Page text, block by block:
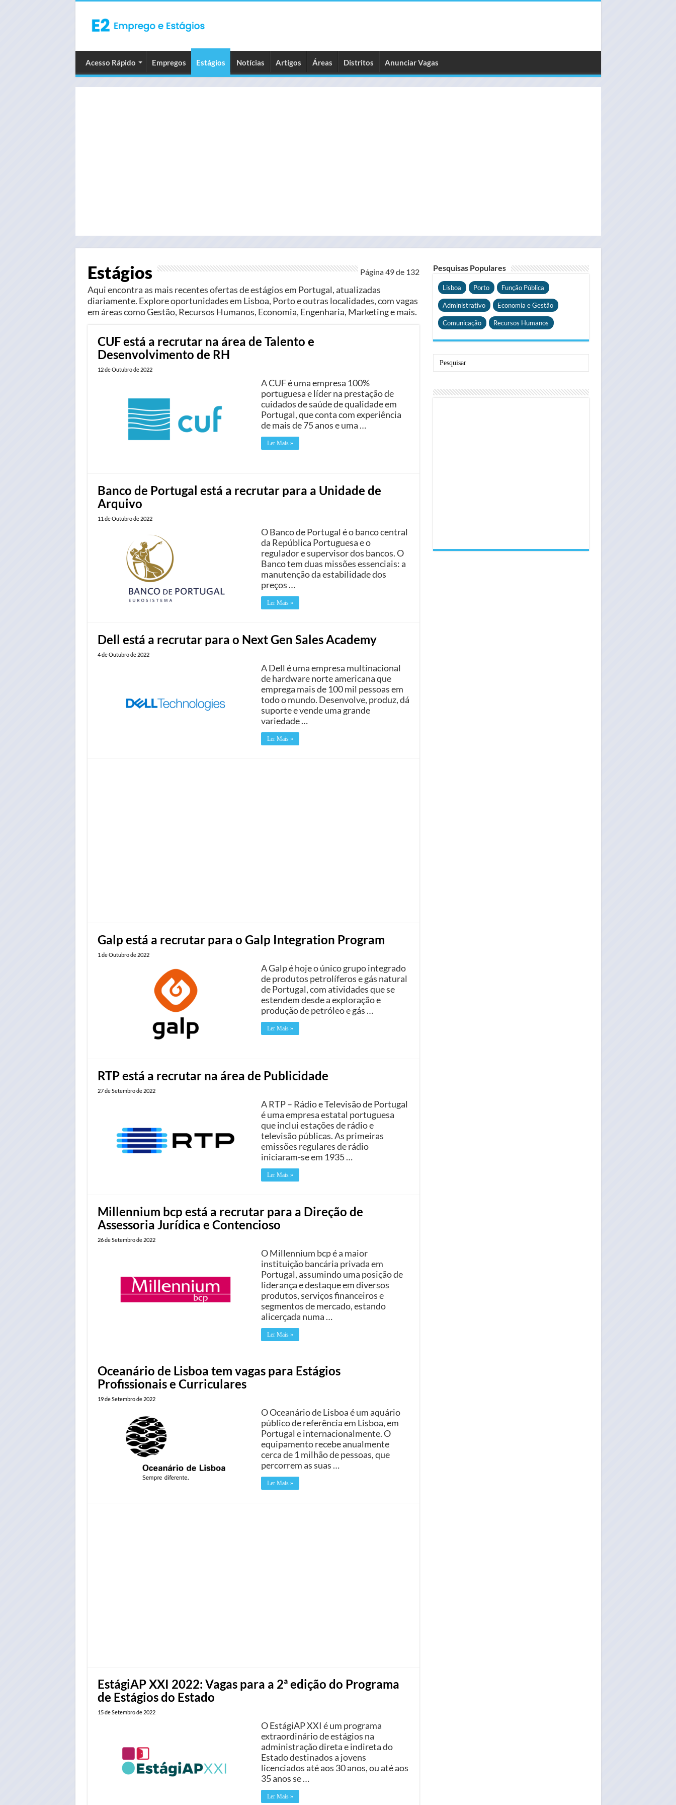
Acesso Rápido Empregos Estágios Notícias Artigos Áreas Distritos Anunciar Vagas
Estágios Página 49 de 132
Aqui encontra as mais recentes ofertas de estágios em Portugal, atualizadas
diariamente. Explore oportunidades em Lisboa, Porto e outras localidades, com vagas
em áreas como Gestão, Recursos Humanos, Economia, Engenharia, Marketing e mais.
CUF está a recrutar na área de Talento e
Desenvolvimento de RH
12 de Outubro de 2022
A CUF é uma empresa 100%
portuguesa e líder na prestação de
cuidados de saúde de qualidade em
Portugal, que conta com experiência
de mais de 75 anos e uma …
Ler Mais »
Banco de Portugal está a recrutar para a Unidade de
Arquivo
11 de Outubro de 2022
O Banco de Portugal é o banco central
da República Portuguesa e o
regulador e supervisor dos bancos. O
Banco tem duas missões essenciais: a
manutenção da estabilidade dos
preços …
Ler Mais »
Dell está a recrutar para o Next Gen Sales Academy
4 de Outubro de 2022
A Dell é uma empresa multinacional
de hardware norte americana que
emprega mais de 100 mil pessoas em
todo o mundo. Desenvolve, produz, dá
suporte e vende uma grande
variedade …
Ler Mais »
Galp está a recrutar para o Galp Integration Program
1 de Outubro de 2022
A Galp é hoje o único grupo integrado
de produtos petrolíferos e gás natural
de Portugal, com atividades que se
estendem desde a exploração e
produção de petróleo e gás …
Ler Mais »
RTP está a recrutar na área de Publicidade
27 de Setembro de 2022
A RTP – Rádio e Televisão de Portugal
é uma empresa estatal portuguesa
que inclui estações de rádio e
televisão públicas. As primeiras
emissões regulares de rádio
iniciaram-se em 1935 …
Ler Mais »
Millennium bcp está a recrutar para a Direção de
Assessoria Jurídica e Contencioso
26 de Setembro de 2022
O Millennium bcp é a maior
instituição bancária privada em
Portugal, assumindo uma posição de
liderança e destaque em diversos
produtos, serviços financeiros e
segmentos de mercado, estando
alicerçada numa …
Ler Mais »
Oceanário de Lisboa tem vagas para Estágios
Profissionais e Curriculares
19 de Setembro de 2022
O Oceanário de Lisboa é um aquário
público de referência em Lisboa, em
Portugal e internacionalmente. O
equipamento recebe anualmente
cerca de 1 milhão de pessoas, que
percorrem as suas …
Ler Mais »
EstágiAP XXI 2022: Vagas para a 2ª edição do Programa
de Estágios do Estado
15 de Setembro de 2022
O EstágiAP XXI é um programa
extraordinário de estágios na
administração direta e indireta do
Estado destinados a jovens
licenciados até aos 30 anos, ou até aos
35 anos se …
Ler Mais »
Pesquisas Populares
Lisboa Porto Função Pública
Administrativo Economia e Gestão
Comunicação Recursos Humanos